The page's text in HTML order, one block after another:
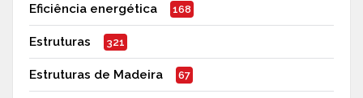
Eficiência energética 168
Estruturas 321
Estruturas de Madeira 67